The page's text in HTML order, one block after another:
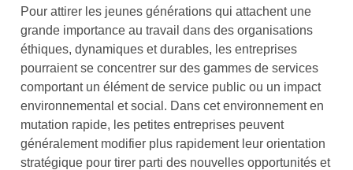
Pour attirer les jeunes générations qui attachent une
grande importance au travail dans des organisations
éthiques, dynamiques et durables, les entreprises
pourraient se concentrer sur des gammes de services
comportant un élément de service public ou un impact
environnemental et social. Dans cet environnement en
mutation rapide, les petites entreprises peuvent
généralement modifier plus rapidement leur orientation
stratégique pour tirer parti des nouvelles opportunités et